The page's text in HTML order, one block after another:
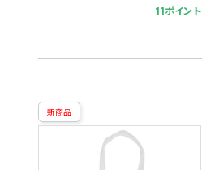
11ポイント
新商品